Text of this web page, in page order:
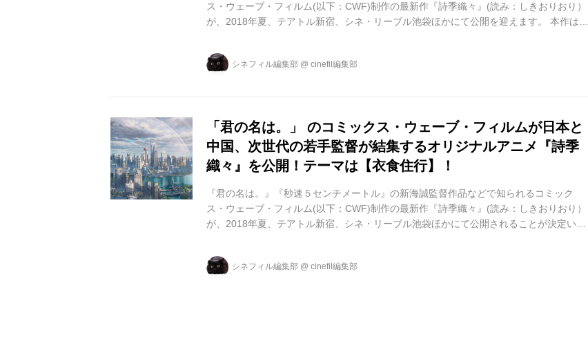
ス・ウェーブ・フィルム(以下：CWF)制作の最新作『詩季織々』(読み：しきおりおり）
が、2018年夏、テアトル新宿、シネ・リーブル池袋ほかにて公開を迎えます。 本作は、
過去と今を紡いだ珠玉の青春アンソロジー。アニメ初挑戦の実写映画監督イシャオシ
ン、CG チーフとして新海作品を支え続けてきた竹内良貴(本作がオリジナル作品初監
シネフィル編集部 @ cinefil編集部
「君の名は。」 のコミックス・ウェーブ・フィルムが日本と
中国、次世代の若手監督が結集するオリジナルアニメ『詩季
織々』を公開！テーマは【衣食住行】！
『君の名は。』『秒速５センチメートル』の新海誠監督作品などで知られるコミック
ス・ウェーブ・フィルム(以下：CWF)制作の最新作『詩季織々』(読み：しきおりおり）
が、2018年夏、テアトル新宿、シネ・リーブル池袋ほかにて公開されることが決定いた
なった若者たちの、過去と今を紡いだ３つの短編（「陽だまりの朝食」「小さなファッ
ションショー」「上海恋」）からなる珠玉の青春アンソロジーです。 中国で数々のアニ
シネフィル編集部 @ cinefil編集部